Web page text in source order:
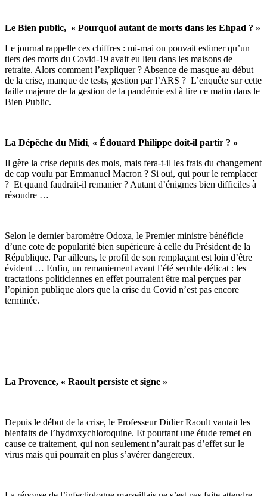
Le Bien public, « Pourquoi autant de morts dans les Ehpad ? »
Le journal rappelle ces chiffres : mi-mai on pouvait estimer qu’un
tiers des morts du Covid-19 avait eu lieu dans les maisons de
retraite. Alors comment l’expliquer ? Absence de masque au début
de la crise, manque de tests, gestion par l’ARS ? L’enquête sur cette
faille majeure de la gestion de la pandémie est à lire ce matin dans le
Bien Public.
La Dépêche du Midi, « Édouard Philippe doit-il partir ? »
Il gère la crise depuis des mois, mais fera-t-il les frais du changement
de cap voulu par Emmanuel Macron ? Si oui, qui pour le remplacer
? Et quand faudrait-il remanier ? Autant d’énigmes bien difficiles à
résoudre …
Selon le dernier baromètre Odoxa, le Premier ministre bénéficie
d’une cote de popularité bien supérieure à celle du Président de la
République. Par ailleurs, le profil de son remplaçant est loin d’être
évident … Enfin, un remaniement avant l’été semble délicat : les
tractations politiciennes en effet pourraient être mal perçues par
l’opinion publique alors que la crise du Covid n’est pas encore
terminée.
La Provence, « Raoult persiste et signe »
Depuis le début de la crise, le Professeur Didier Raoult vantait les
bienfaits de l’hydroxychloroquine. Et pourtant une étude remet en
cause ce traitement, qui non seulement n’aurait pas d’effet sur le
virus mais qui pourrait en plus s’avérer dangereux.